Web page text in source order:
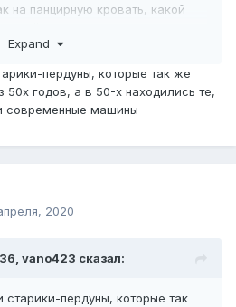
на панцирную кровать, какой
кандовые и ресрурсные...
что в первом поколении Sable
не хуже, хотя
это действительно настоящие
пуфикообразные чего стоят в
Expand
пердуны, которые так же
годов, а в 50-х находились те,
современные машины
2020
vano423 сказал:
пердуны, которые так